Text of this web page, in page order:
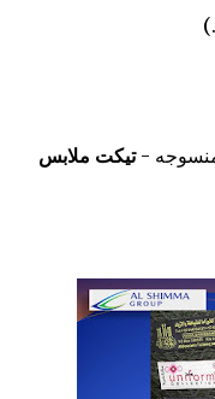
-تيكت ملابس